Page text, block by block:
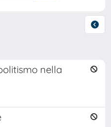
nella